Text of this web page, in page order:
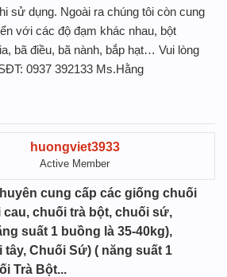
sử dụng. Ngoài ra chúng tôi còn cung
với các độ đạm khác nhau, bột
bã điều, bã nành, bắp hạt… Vui lòng
0937 392133 Ms.Hằng
huongviet3933
Active Member
cung cấp các giống chuối
chuối trà bột, chuối sứ,
suất 1 buồng là 35-40kg),
tây, Chuối Sứ) ( năng suất 1
Trà Bột...